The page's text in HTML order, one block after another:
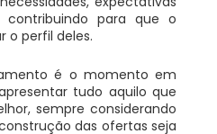
para que o
o perfil deles.
é o momento em
tudo aquilo que
sempre considerando
das ofertas seja